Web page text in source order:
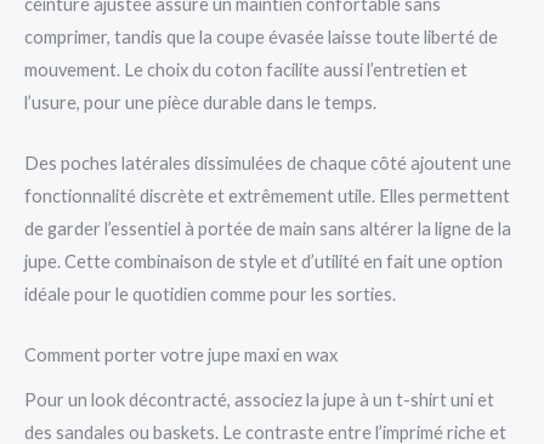
comprimer, tandis que la coupe évasée laisse toute liberté de
mouvement. Le choix du coton facilite aussi l’entretien et
l’usure, pour une pièce durable dans le temps.
Des poches latérales dissimulées de chaque côté ajoutent une
fonctionnalité discrète et extrêmement utile. Elles permettent
de garder l’essentiel à portée de main sans altérer la ligne de la
jupe. Cette combinaison de style et d’utilité en fait une option
idéale pour le quotidien comme pour les sorties.
Comment porter votre jupe maxi en wax
Pour un look décontracté, associez la jupe à un t-shirt uni et
des sandales ou baskets. Le contraste entre l’imprimé riche et